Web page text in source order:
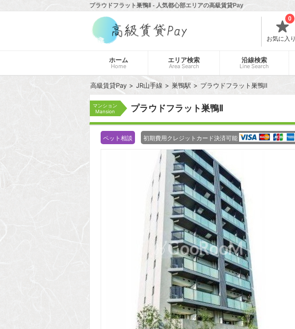
プラウドフラット巣鴨Ⅱ - 人気都心部エリアの高級賃貸Pay
お気に入り
0
ホーム
Home
エリア検索
Area Search
沿線検索
Line Search
高級賃貸Pay JR山手線 巣鴨駅 プラウドフラット巣鴨Ⅱ
マンション
Mansion
プラウドフラット巣鴨Ⅱ
ペット相談 初期費用クレジットカード決済可能